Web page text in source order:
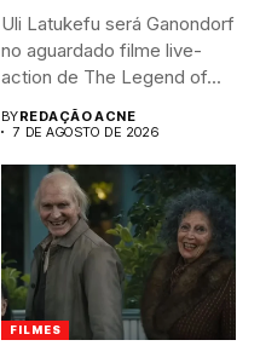
Uli Latukefu será Ganondorf
no aguardado filme live-
action de The Legend of...
BYREDAÇÃO ACNE
7 DE AGOSTO DE 2026
FILMES